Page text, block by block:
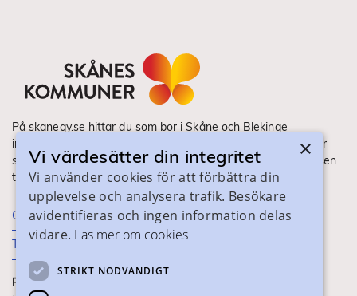
På skanegy.se hittar du som bor i Skåne och Blekinge
information om ditt gymnasieval. Här ser du vilka utbildningar
som finns och hur ansökan och antagning går till. Webbplatsen
tillhandahålls av Skånes Kommuner.
Om webbplatsen
Tillgänglighet
PRAKTISK INFORMATION
×
Vi värdesätter din integritet
Vi använder cookies för att förbättra din
upplevelse och analysera trafik. Besökare
avidentifieras och ingen information delas
vidare. Läs mer om cookies
STRIKT NÖDVÄNDIGT